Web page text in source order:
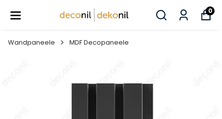
0
Wandpaneele MDF Decopaneele